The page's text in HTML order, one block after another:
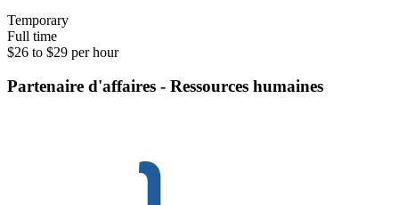
Temporary
Full time
$26 to $29 per hour
Partenaire d'affaires - Ressources humaines